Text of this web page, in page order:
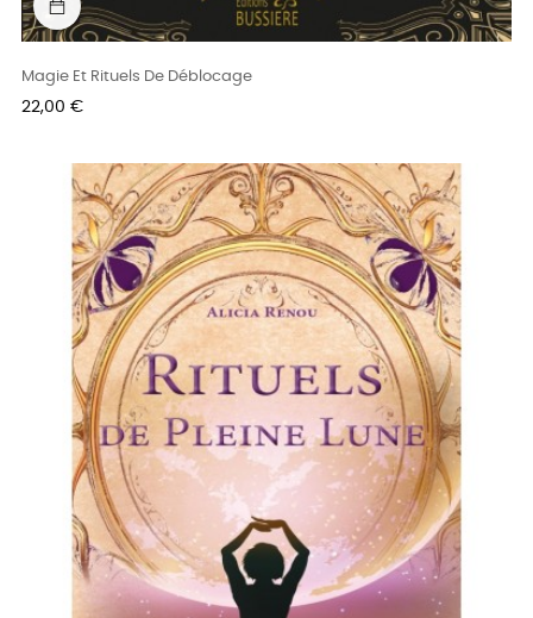
Magie Et Rituels De Déblocage
Prix
22,00 €